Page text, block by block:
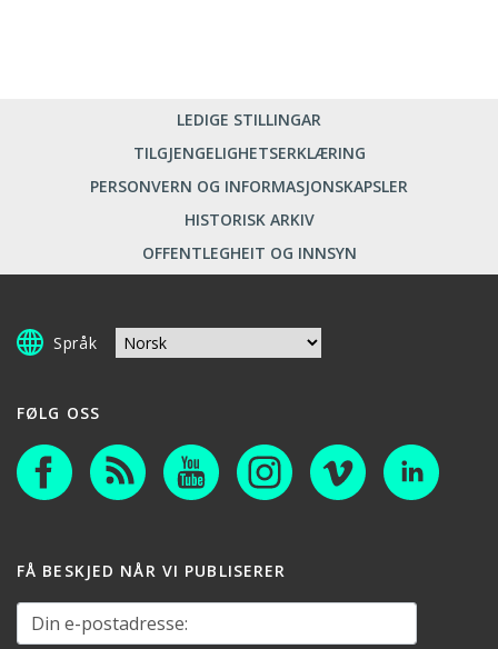
LEDIGE STILLINGAR
TILGJENGELIGHETSERKLÆRING
PERSONVERN OG INFORMASJONSKAPSLER
HISTORISK ARKIV
OFFENTLEGHEIT OG INNSYN
Språk
FØLG OSS
FÅ BESKJED NÅR VI PUBLISERER
Din e-postadresse: